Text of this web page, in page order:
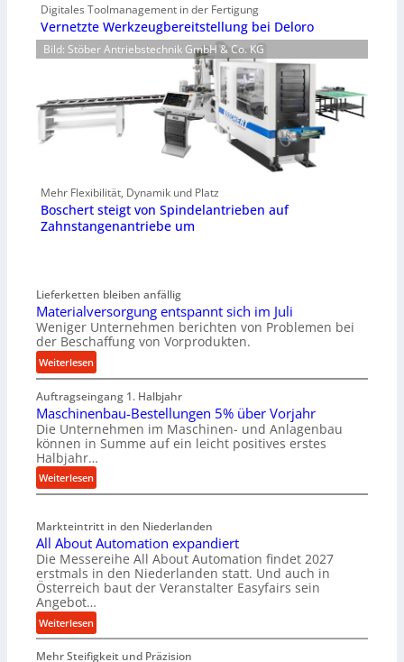
Digitales Toolmanagement in der Fertigung
Vernetzte Werkzeugbereitstellung bei Deloro
Bild: Stöber Antriebstechnik GmbH & Co. KG
Mehr Flexibilität, Dynamik und Platz
Boschert steigt von Spindelantrieben auf
Zahnstangenantriebe um
Lieferketten bleiben anfällig
Materialversorgung entspannt sich im Juli
Weniger Unternehmen berichten von Problemen bei
der Beschaffung von Vorprodukten.
Weiterlesen:
M
a
t
e
r
i
a
l
e
r
s
o
u
n
Auftragseingang 1. Halbjahr
Maschinenbau-Bestellungen 5% über Vorjahr
Die Unternehmen im Maschinen- und Anlagenbau
können in Summe auf ein leicht positives erstes
Halbjahr…
Weiterlesen:
M
s
c
h
i
n
e
n
Markteintritt in den Niederlanden
All About Automation expandiert
Die Messereihe All About Automation findet 2027
erstmals in den Niederlanden statt. Und auch in
Österreich baut der Veranstalter Easyfairs sein
Angebot…
Weiterlesen:
A
l
Mehr Steifigkeit und Präzision